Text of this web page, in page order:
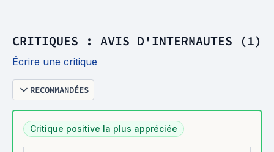
CRITIQUES : AVIS D'INTERNAUTES (1)
Écrire une critique
RECOMMANDÉES
Critique positive la plus appréciée